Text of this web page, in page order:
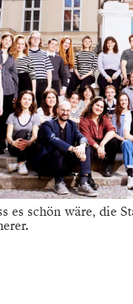
es schön wäre, die